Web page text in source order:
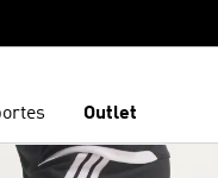
Outlet